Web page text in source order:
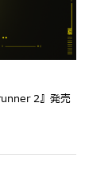
2』発売